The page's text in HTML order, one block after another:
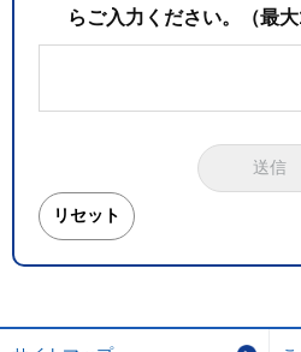
らご入力ください。（最大